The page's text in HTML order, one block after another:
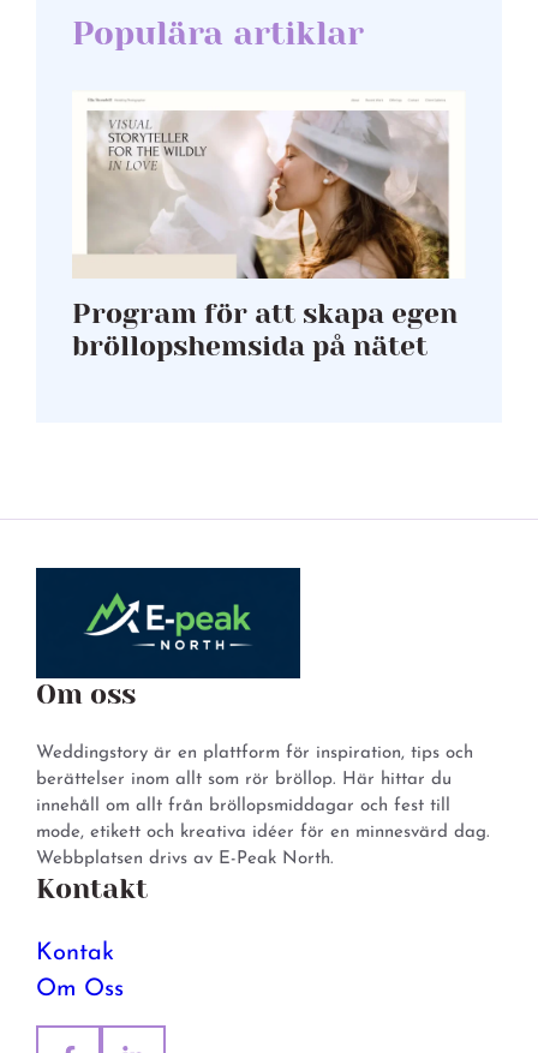
Populära artiklar
Program för att skapa egen
bröllopshemsida på nätet
Om oss
Weddingstory är en plattform för inspiration, tips och
berättelser inom allt som rör bröllop. Här hittar du
innehåll om allt från bröllopsmiddagar och fest till
mode, etikett och kreativa idéer för en minnesvärd dag.
Webbplatsen drivs av E-Peak North.
Kontakt
Kontak
Om Oss